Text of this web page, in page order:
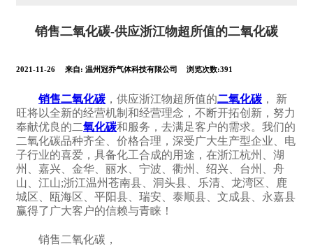
销售二氧化碳-供应浙江物超所值的二氧化碳
2021-11-26 来自: 温州冠乔气体科技有限公司 浏览次数:391
销售二氧化碳 ，供应浙江物超所值的二氧化碳 ， 新
旺将以全新的经营机制和经营理念，不断开拓创新，努力
奉献优良的二氧化碳和服务，去满足客户的需求。我们的
二氧化碳品种齐全、价格合理，深受广大生产型企业、电
子行业的喜爱，具备化工合成的用途，在浙江杭州、湖
州、嘉兴、金华、丽水、宁波、衢州、绍兴、台州、舟
山、江山;浙江温州苍南县、洞头县、乐清、龙湾区、鹿
城区、瓯海区、平阳县、瑞安、泰顺县、文成县、永嘉县
赢得了广大客户的信赖与青睐！
销售二氧化碳，